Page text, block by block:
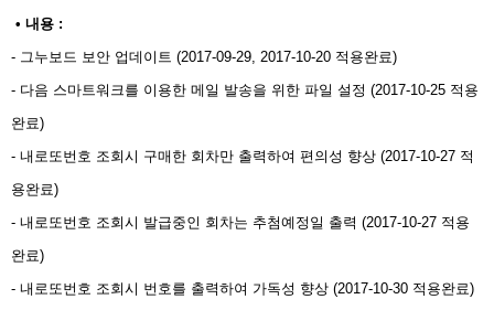
• 내용 : ​
- 그누보드 보안 업데이트 (2017-09-29, 2017-10-20 적용완료)
- 다음 스마트워크를 이용한 메일 발송을 위한 파일 설정 (2017-10-25 적용
완료)
- 내로또번호 조회시 구매한 회차만 출력하여 편의성 향상 (2017-10-27 적
용완료)
- 내로또번호 조회시 발급중인 회차는 추첨예정일 출력 (2017-10-27 적용
완료)
- 내로또번호 조회시 번호를 출력하여 가독성 향상 (2017-10-30 적용완료)